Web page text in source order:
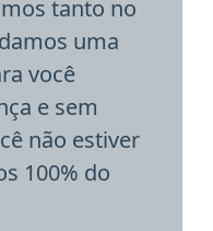
tanto no
uma
você
e sem
não estiver
100% do